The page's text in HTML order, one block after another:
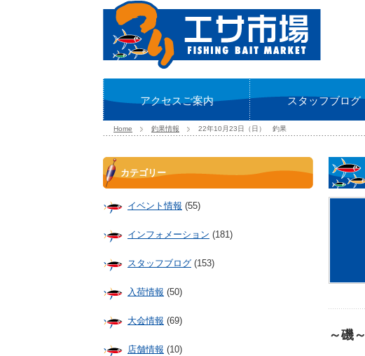
アクセスご案内 スタッフブログ
Home 釣果情報 22年10月23日（日） 釣果
～磯～
カテゴリー
イベント情報 (55)
インフォメーション (181)
スタッフブログ (153)
入荷情報 (50)
大会情報 (69)
店舗情報 (10)